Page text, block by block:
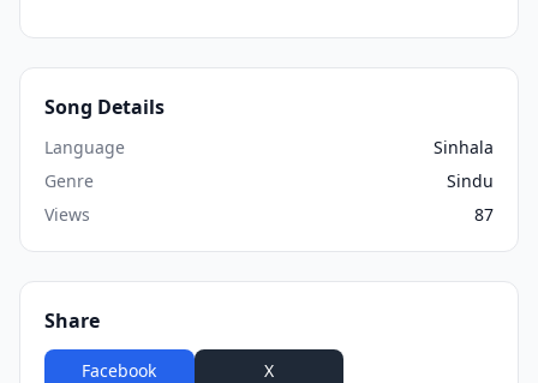
Song Details
Language
Sinhala
Genre
Sindu
Views
87
Share
Facebook X